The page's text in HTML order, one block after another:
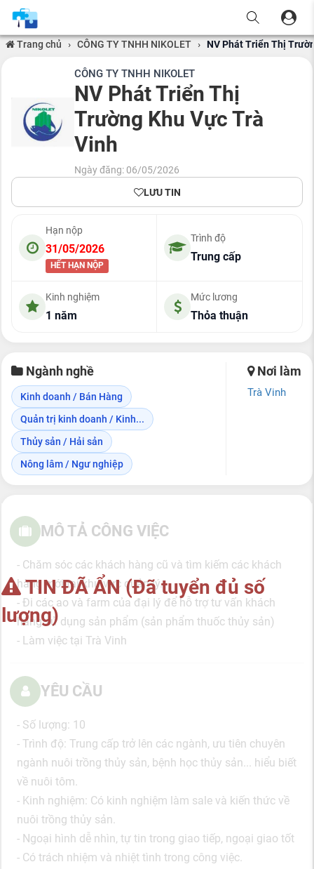
Trang chủ › CÔNG TY TNHH NIKOLET › NV Phát Triển Thị
CÔNG TY TNHH NIKOLET
NV Phát Triển Thị
Trường Khu Vực Trà
Vinh
Ngày đăng: 06/05/2026
LƯU TIN
Hạn nộp
31/05/2026
HẾT HẠN NỘP
Trình độ
Trung cấp
Kinh nghiệm
1 năm
Mức lương
Thỏa thuận
Ngành nghề
Kinh doanh / Bán Hàng
Quản trị kinh doanh / Kinh...
Thủy sản / Hải sản
Nông lâm / Ngư nghiệp
Nơi làm
Trà Vinh
TIN ĐÃ ẨN (Đã tuyển đủ số
lượng)
MÔ TẢ CÔNG VIỆC
- Chăm sóc các khách hàng cũ và tìm kiếm các khách
hàng mới tại khu vực quản lý.
- Đi các ao và farm của đại lý để hỗ trợ tư vấn khách
hàng sử dụng sản phẩm (sản phẩm thuốc thủy sản)
- Làm việc tại Trà Vinh
YÊU CẦU
- Số lượng: 10
- Trình độ: Trung cấp trở lên các ngành, ưu tiên chuyên
ngành nuôi trồng thủy sản, bệnh học thủy sản... hiểu biết
về nuôi tôm.
- Kinh nghiệm: Có kinh nghiệm làm sale và kiến thức về
nuôi trồng thủy sản.
- Ngoại hình dễ nhìn, tự tin trong giao tiếp, ngoại giao tốt
- Có trách nhiệm và nhiệt tình trong công việc.